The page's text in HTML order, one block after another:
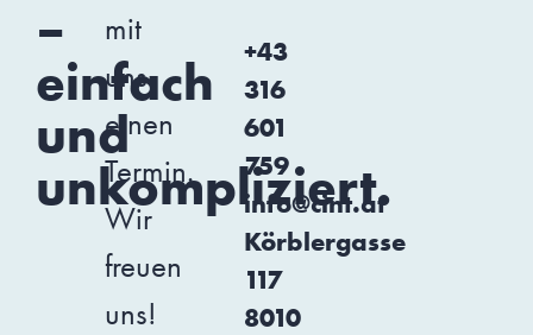
–
einfach
und
unkompliziert.
mit
uns
einen
Termin.
Wir
freuen
uns!
Körblergasse
117
8010
+43
316
601
759
info@cint.at